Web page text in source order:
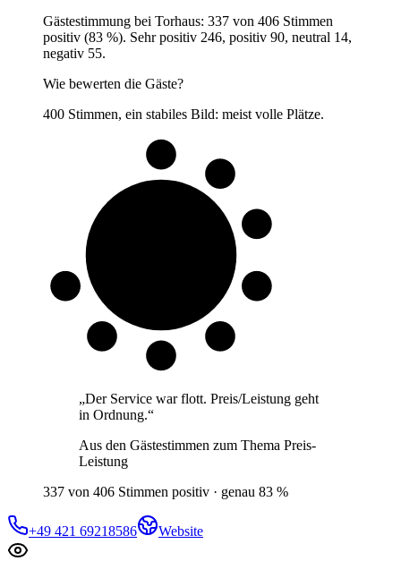
Gästestimmung bei Torhaus: 337 von 406 Stimmen
positiv (83 %). Sehr positiv 246, positiv 90, neutral 14,
negativ 55.
Wie bewerten die Gäste?
400 Stimmen, ein stabiles Bild: meist volle Plätze.
„Der Service war flott. Preis/Leistung geht
in Ordnung.“
Aus den Gästestimmen zum Thema Preis-
Leistung
337 von 406 Stimmen positiv · genau 83 %
+49 421 69218586 Website